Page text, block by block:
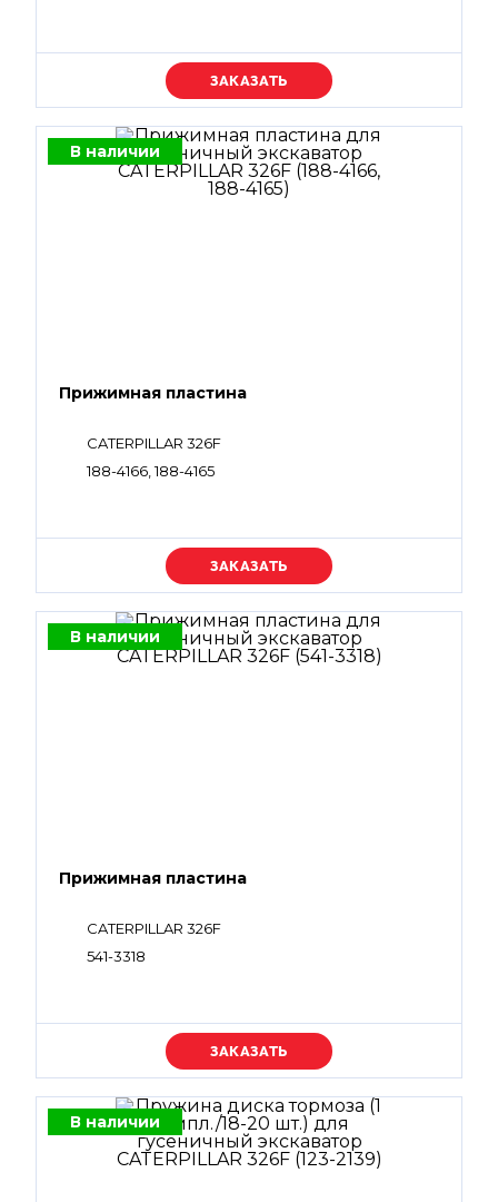
Уточняйте цену
В наличии
Прижимная пластина
CATERPILLAR 326F
188-4166, 188-4165
Уточняйте цену
В наличии
Прижимная пластина
CATERPILLAR 326F
541-3318
Уточняйте цену
В наличии